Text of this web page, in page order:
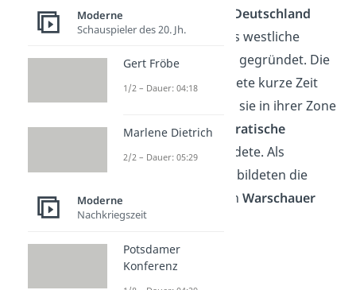
zur
Bundesrepublik Deutschland
(BRD)vereint und das westliche
Militärbündnis
gegründet. Die
Sowjetunion antwortete kurze Zeit
später darauf, indem sie in ihrer Zone
dieDeutsche Demokratische
Republik (DDR)
gründete. Als
Gegensatz zur NATO bildeten die
Ostblock-Staaten den Warschauer
Pakt.
Moderne
Schauspieler des 20. Jh.
Gert Fröbe
1/2 – Dauer: 04:18
Marlene Dietrich
2/2 – Dauer: 05:29
Moderne
Nachkriegszeit
Potsdamer
Konferenz